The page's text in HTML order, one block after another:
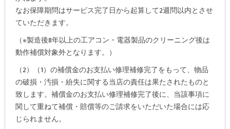
なお保障期問はサービス完了日から起算して2週問以内とさせ
ていただきます。
（※製造後8年以上の工アコン・電器製品のクリーニング後は
動作補償対象外となります。）
（2）（1）の補償金のお支払い修理補修完了をもって、物品
の破損・汚損・紛失に関する当店の責任は果たされたものと
致します。補償金のお支払い修理補修完了後に、当該事項に
関して重ねて補償・賠償等のご請求をいただいた場合には応
じられません。